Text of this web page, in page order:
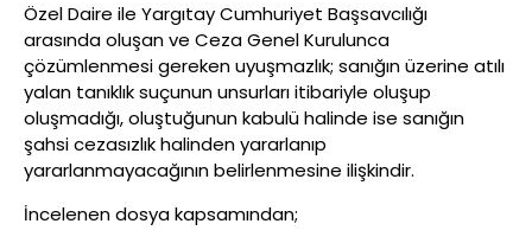
Özel Daire ile Yargıtay Cumhuriyet Başsavcılığı
arasında oluşan ve Ceza Genel Kurulunca
çözümlenmesi gereken uyuşmazlık; sanığın üzerine atılı
yalan tanıklık suçunun unsurları itibariyle oluşup
oluşmadığı, oluştuğunun kabulü halinde ise sanığın
şahsi cezasızlık halinden yararlanıp
yararlanmayacağının belirlenmesine ilişkindir.
İncelenen dosya kapsamından;